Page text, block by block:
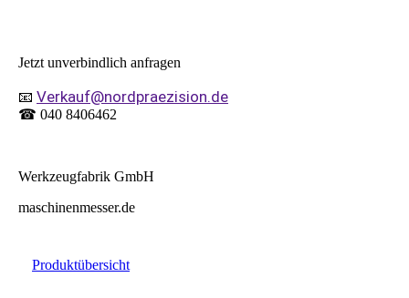
Jetzt unverbindlich anfragen
📧 Verkauf@nordpraezision.de
☎ 040 8406462
Werkzeugfabrik GmbH
maschinenmesser.de
Produktübersicht